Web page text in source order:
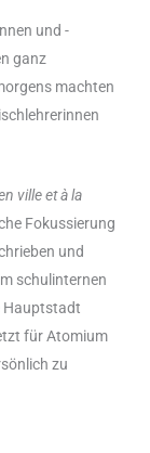
und -
ganz
machten
ville et à la
Fokussierung
und
schulinternen
Hauptstadt
für Atomium
zu